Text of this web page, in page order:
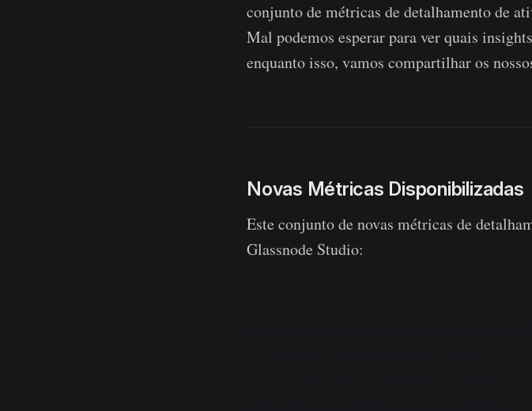
conjunto de métricas de detalhamento de
Mal podemos esperar para ver quais
enquanto isso, vamos compartilhar os
Novas Métricas Disponibilizadas
Este conjunto de novas métricas de
Glassnode Studio: